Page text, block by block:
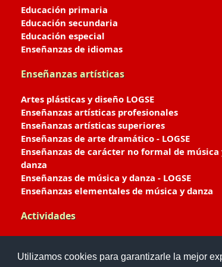
Utilizamos cookies para garantizarle la mejor
Educación primaria
Educación secundaria
Educación especial
Enseñanzas de idiomas
Enseñanzas artísticas
Artes plásticas y diseño LOGSE
Enseñanzas artísticas profesionales
Enseñanzas artísticas superiores
Enseñanzas de arte dramático - LOGSE
Enseñanzas de carácter no formal de música
danza
Enseñanzas de música y danza - LOGSE
Enseñanzas elementales de música y danza
Actividades